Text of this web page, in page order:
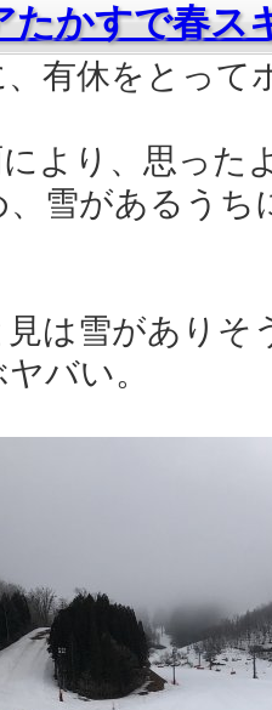
たかすで春ス
、有休をとっ
より、思った
雪があるう
は雪がありそ
バい。